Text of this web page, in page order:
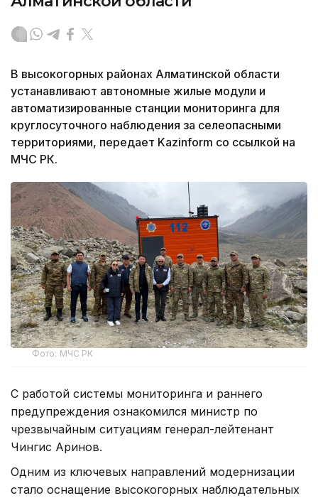
В высокогорных районах Алматинской области
устанавливают автономные жилые модули и
автоматизированные станции мониторинга для
круглосуточного наблюдения за селеопасными
территориями, передает Kazinform со ссылкой на
МЧС РК.
Фото: МЧС РК
С работой системы мониторинга и раннего
предупреждения ознакомился министр по
чрезвычайным ситуациям генерал-лейтенант
Чингис Аринов.
Одним из ключевых направлений модернизации
стало оснащение высокогорных наблюдательных